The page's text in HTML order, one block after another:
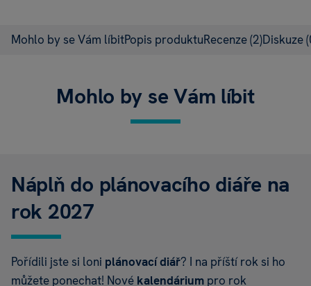
Mohlo by se Vám líbitPopis produktuRecenze(2)Diskuze
Mohlo by se Vám líbit
Náplň do plánovacího diáře na
rok 2027
Pořídili jste si loni plánovací diář? I na příští rok si ho
můžete ponechat! Nové kalendárium pro rok